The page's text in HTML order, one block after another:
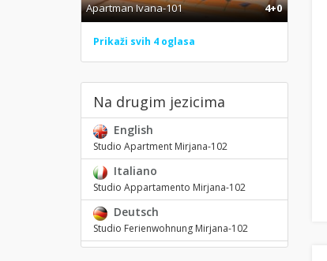
Apartman Ivana-101 4+0
Prikaži svih 4 oglasa
Na drugim jezicima
English
Studio Apartment Mirjana-102
Italiano
Studio Appartamento Mirjana-102
Deutsch
Studio Ferienwohnung Mirjana-102